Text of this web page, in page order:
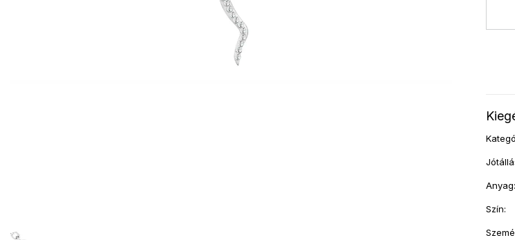
Anyag:
Szín: